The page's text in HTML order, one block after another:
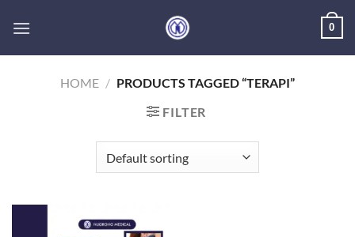
0
HOME / PRODUCTS TAGGED “TERAPI”
FILTER